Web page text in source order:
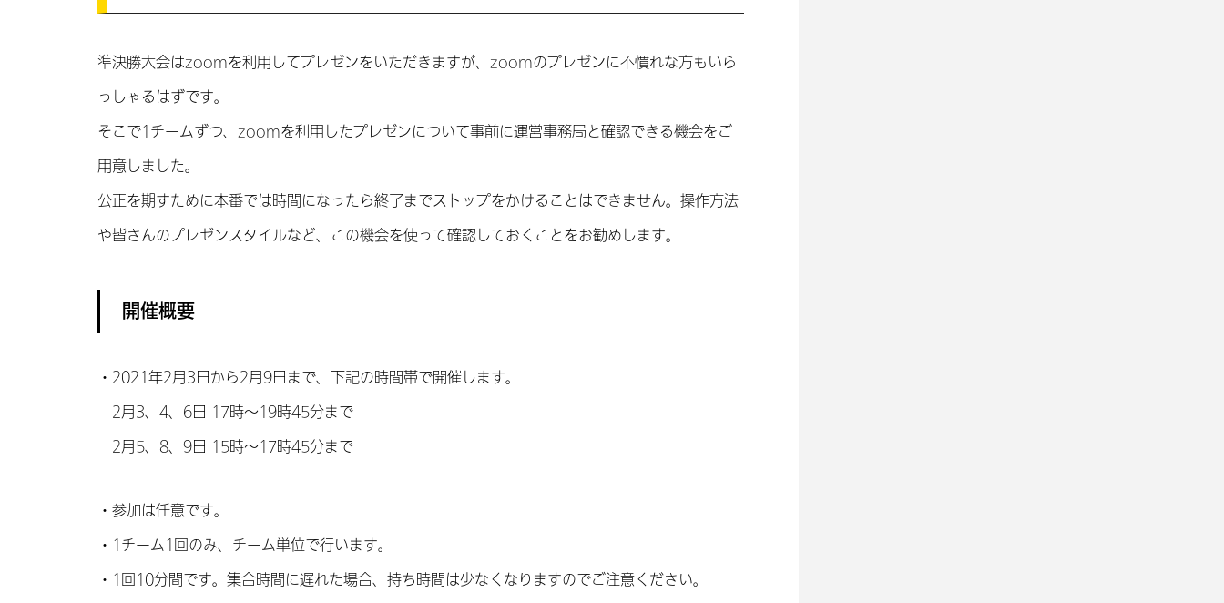
準決勝大会はzoomを利用してプレゼンをいただきますが、zoomのプレゼンに不慣れな方もいら
っしゃるはずです。
そこで1チームずつ、zoomを利用したプレゼンについて事前に運営事務局と確認できる機会をご
用意しました。
公正を期すために本番では時間になったら終了までストップをかけることはできません。操作方法
や皆さんのプレゼンスタイルなど、この機会を使って確認しておくことをお勧めします。
開催概要
・2021年2月3日から2月9日まで、下記の時間帯で開催します。
2月3、4、6日 17時～19時45分まで
2月5、8、9日 15時～17時45分まで
・参加は任意です。
・1チーム1回のみ、チーム単位で行います。
・1回10分間です。集合時間に遅れた場合、持ち時間は少なくなりますのでご注意ください。